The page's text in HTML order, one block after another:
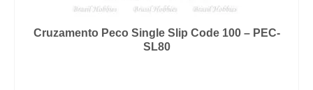
Cruzamento Peco Single Slip Code 100 – PEC-
SL80